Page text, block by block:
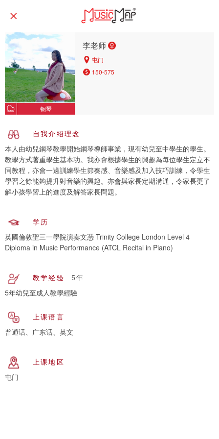
钢琴
李老师
屯门
150-575
自我介绍理念
本人由幼兒鋼琴教學開始鋼琴導師事業，現有幼兒至中學生的學生。
教學方式著重學生基本功。我亦會根據學生的興趣為每位學生定立不
同教程，亦會一邊訓練學生節奏感、音樂感及加入技巧訓練，令學生
學習之餘能夠提升對音樂的興趣。亦會與家長定期溝通，令家長更了
解小孩學習上的進度及解答家長問題。
学历
英國倫敦聖三一學院演奏文憑 Trinity College London Level 4
Diploma in Music Performance (ATCL Recital in Piano)
教学经验
5年
5年幼兒至成人教學經驗
上课语言
普通话、广东话、英文
上课地区
屯门